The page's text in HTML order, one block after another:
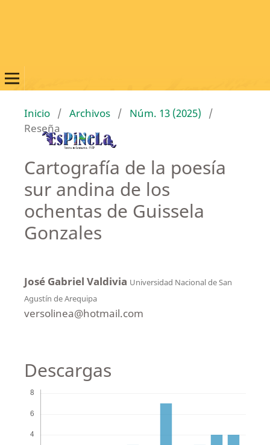
Inicio / Archivos / Núm. 13 (2025)
/
Reseña
Cartografía de la poesía
sur andina de los
ochentas de Guissela
Gonzales
José Gabriel Valdivia Universidad Nacional de San
Agustín de Arequipa
versolinea@hotmail.com
Descargas